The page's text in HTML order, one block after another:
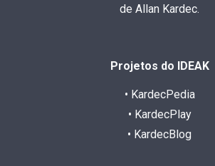
de Allan Kardec.
Projetos do IDEAK
• KardecPedia
• KardecPlay
• KardecBlog